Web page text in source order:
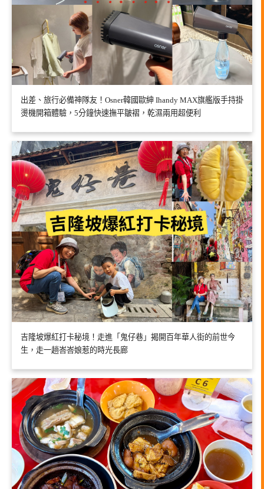
出差、旅行必備神隊友！Osner韓國歐紳 Ihandy MAX旗艦版手持掛
燙機開箱體驗，5分鐘快速撫平皺褶，乾濕兩用超便利
吉隆坡爆紅打卡秘境！走進「鬼仔巷」揭開百年華人街的前世今
生，走一趟峇峇娘惹的時光長廊